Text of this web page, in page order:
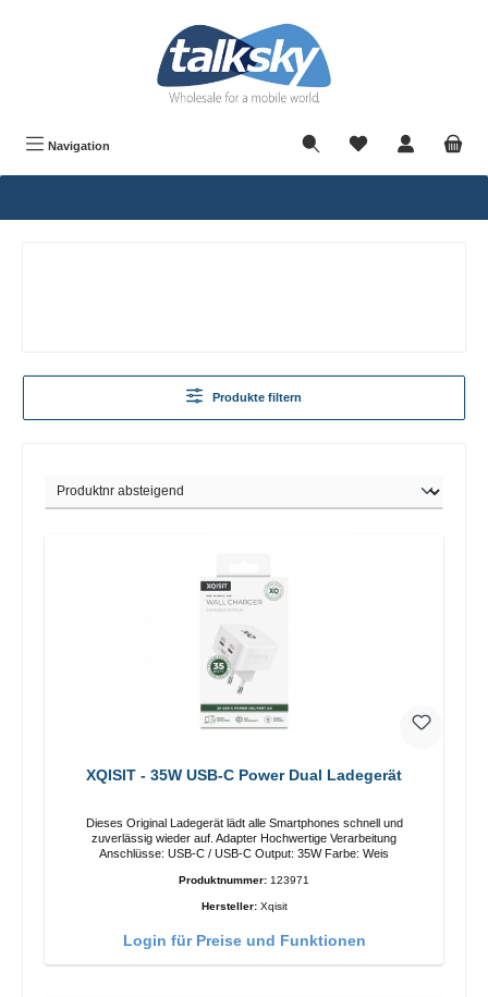
Navigation
Produkte filtern
XQISIT - 35W USB-C Power Dual Ladegerät
Dieses Original Ladegerät lädt alle Smartphones schnell und
zuverlässig wieder auf. Adapter Hochwertige Verarbeitung
Anschlüsse: USB-C / USB-C Output: 35W Farbe: Weis
Produktnummer: 123971
Hersteller: Xqisit
Login für Preise und Funktionen